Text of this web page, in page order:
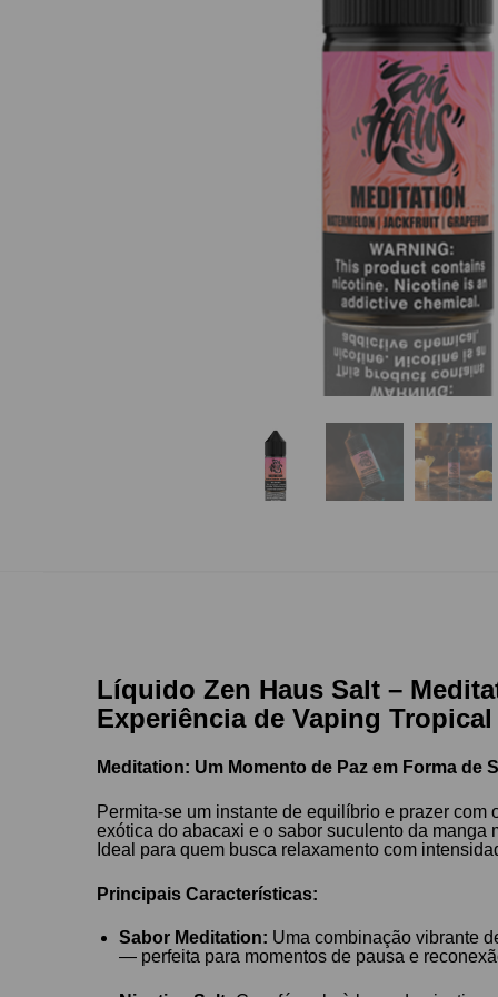
Líquido Zen Haus Salt –
Experiência de Vaping
Meditation: Um Momento de Paz em Forma de
Permita-se um instante de equilíbrio e prazer com
exótica do abacaxi e o sabor suculento da manga
Ideal para quem busca relaxamento com
Principais Características:
Sabor Meditation: Uma combinação vibrante
— perfeita para momentos de pausa e